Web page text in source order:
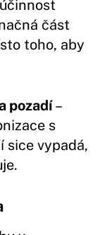
část
toho, aby
pozadí–
s
sice vypadá,